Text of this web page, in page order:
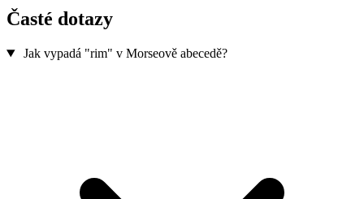
Časté dotazy
Jak vypadá "rim" v Morseově abecedě?